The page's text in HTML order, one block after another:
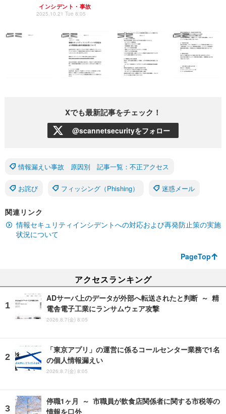
インシデント・事故
2025.10.21 Tue 8:05
Xでも最新記事をチェック！
@scannetsecurityをフォロー
情報漏えい事故 原因別 記事一覧：不正アクセス
お詫び フィッシング（Phishing） 迷惑メール
関連リンク
情報セキュリティインシデントへの対応および再発防止策の実施
状況について
PageTop
アクセスランキング
ADサーバ上のデータが外部へ転送されたと判断 ～ 精
電舎電子工業にランサムウェア攻撃
2026.8.7(金) 8:05
「東京アプリ」の運営に係るコールセンター業務で1名
の個人情報漏えい
2026.8.7(金) 8:05
停職1ヶ月 ～ 市職員が飲食店関係者に関する市税等の
情報を口外